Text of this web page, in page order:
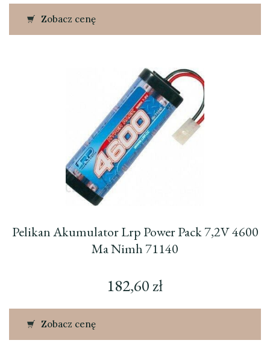
Zobacz cenę
Pelikan Akumulator Lrp Power Pack 7,2V 4600
Ma Nimh 71140
182,60zł
Zobacz cenę